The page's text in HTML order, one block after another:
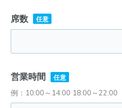
席数 任意
営業時間 任意
例：10:00～14:00 18:00～22:00